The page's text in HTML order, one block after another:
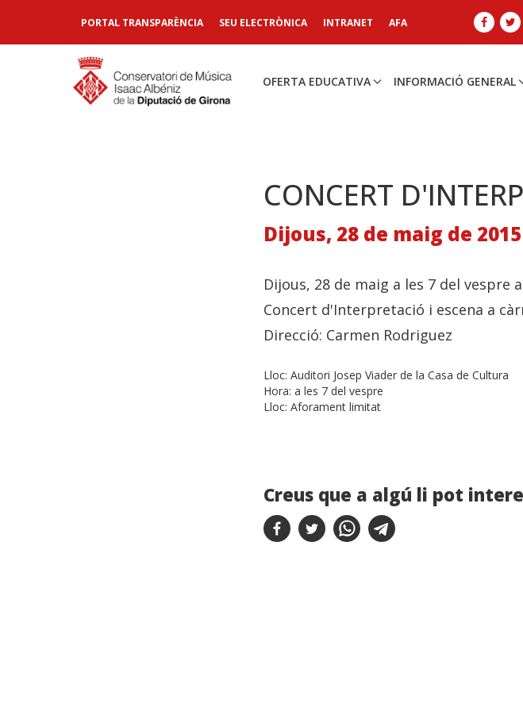
PORTAL TRANSPARÈNCIA SEU ELECTRÒNICA INTRANET AFA
OFERTA EDUCATIVA INFORMACIÓ GENERAL
CONCERT
Dijous, 28 de maig de
Dijous, 28 de maig a les 7 del vespre
Concert d'Interpretació i escena a
Direcció: Carmen Rodriguez
Lloc: Auditori Josep Viader de la Casa de Cultura
Hora: a les 7 del vespre
Lloc: Aforament limitat
Creus que a algú li pot